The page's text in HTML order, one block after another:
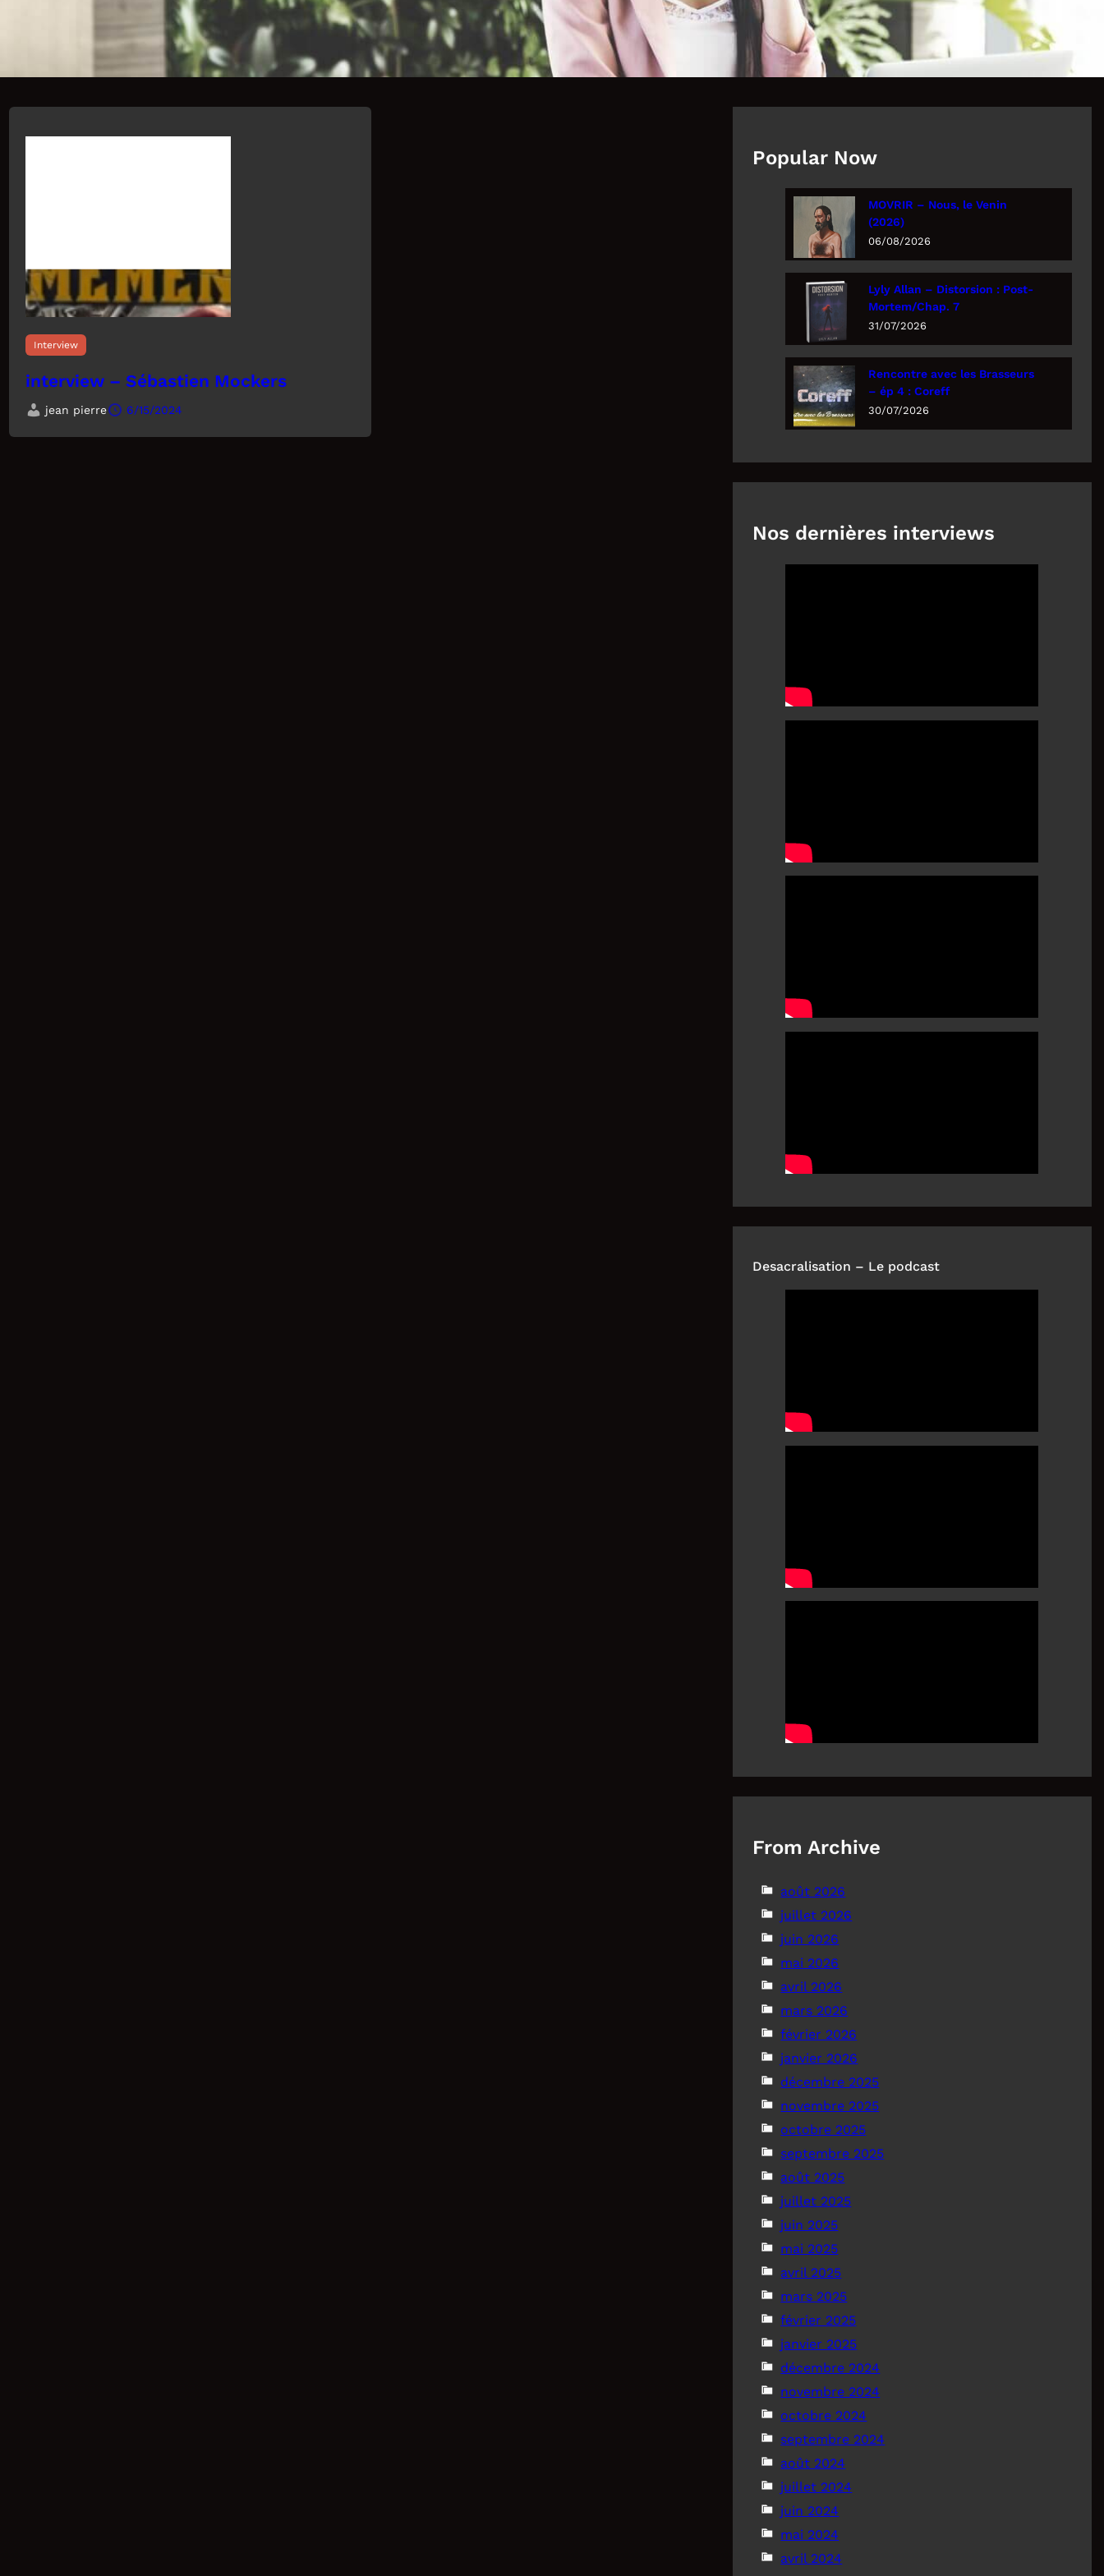
Interview
interview – Sébastien Mockers
jean pierre 6/15/2024
Popular Now
MOVRIR – Nous, le Venin
(2026)
06/08/2026
Lyly Allan – Distorsion : Post-
Mortem/Chap. 7
31/07/2026
Rencontre avec les Brasseurs
– ép 4 : Coreff
30/07/2026
Nos dernières interviews
Desacralisation – Le podcast
From Archive
août 2026
juillet 2026
juin 2026
mai 2026
avril 2026
mars 2026
février 2026
janvier 2026
décembre 2025
novembre 2025
octobre 2025
septembre 2025
août 2025
juillet 2025
juin 2025
mai 2025
avril 2025
mars 2025
février 2025
janvier 2025
décembre 2024
novembre 2024
octobre 2024
septembre 2024
août 2024
juillet 2024
juin 2024
mai 2024
avril 2024